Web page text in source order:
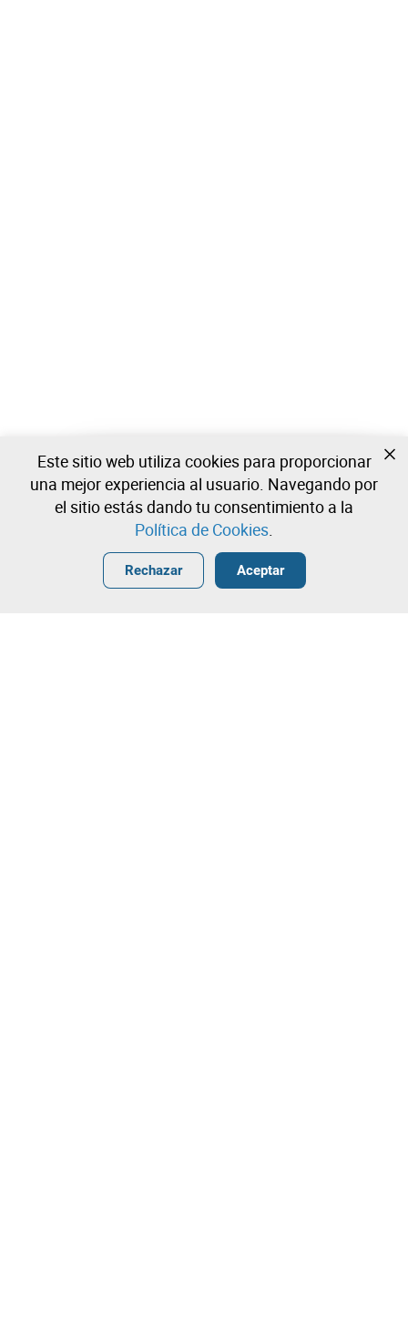
Todavía no estas registrado?
Cree una cuenta y comience a ofertar ahora
Este sitio web utiliza cookies para proporcionar
una mejor experiencia al usuario. Navegando por
el sitio estás dando tu consentimiento a la
Política de Cookies.
Rechazar Aceptar